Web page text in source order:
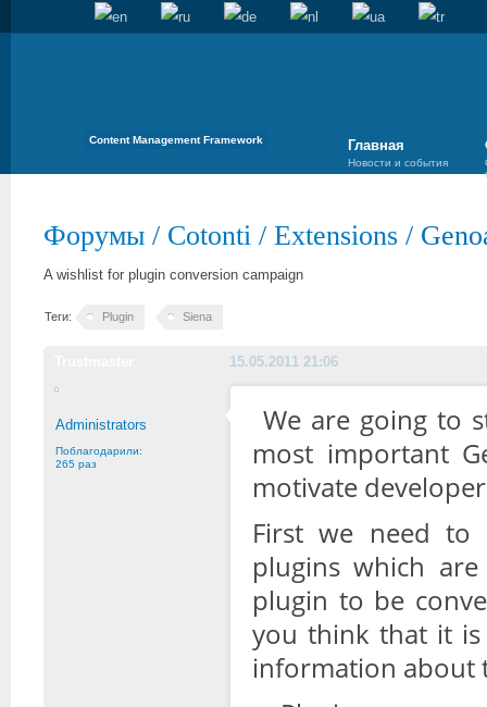
Content Management Framework Главная
Новости и события
Форумы / Cotonti / Extensions /
A wishlist for plugin conversion campaign
Теги: Plugin Siena
15.05.2011 21:06
Administrators
Поблагодарили:
265 раз
We are going to
most important
motivate
First we need to
plugins which
plugin to be
you think that it
information about